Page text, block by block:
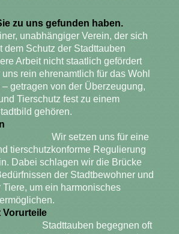
zu uns gefunden haben.
unabhängiger Verein, der sich
dem Schutz der Stadttauben
Arbeit nicht staatlich gefördert
rein ehrenamtlich für das Wohl
getragen von der Überzeugung,
Tierschutz fest zu einem
gehören.
uns für eine
tierschutzkonforme Regulierung
Dabei schlagen wir die Brücke
der Stadtbewohner und
um ein harmonisches
begegnen oft